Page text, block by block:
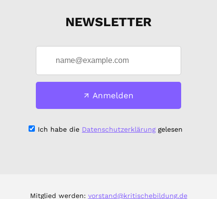
NEWSLETTER
Anmelden
Ich habe die Datenschutzerklärunggelesen
Mitglied werden: vorstand@kritischebildung.de